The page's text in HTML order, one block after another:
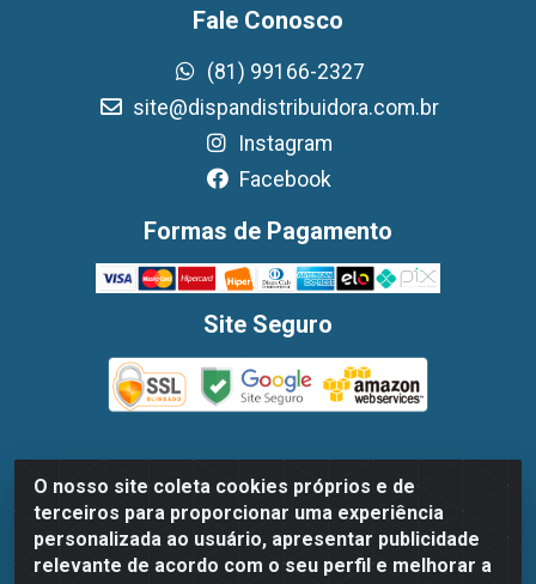
O nosso site coleta cookies próprios e de
terceiros para proporcionar uma experiência
personalizada ao usuário, apresentar publicidade
relevante de acordo com o seu perfil e melhorar a
Fale Conosco
(81) 99166-2327
site@dispandistribuidora.com.br
Instagram
Facebook
Formas de Pagamento
Site Seguro
Dispan Distribuidora de Alimentos LTDA - Avenida
Marechal Mascarenhas De Moraes, 1048- Imbiribeira,
Recife/PE - CEP 51.170-000 - CNPJ 30.779.584/0003-78